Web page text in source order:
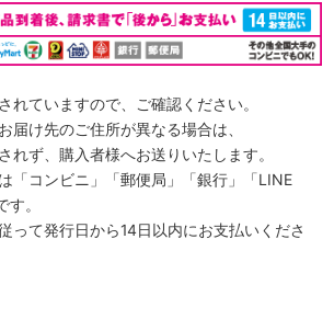
れていますので、ご確認ください。
届け先のご住所が異なる場合は、
れず、購入者様へお送りいたします。
「コンビニ」「郵便局」「銀行」「LINE
。
って発行日から14日以内にお支払いくださ